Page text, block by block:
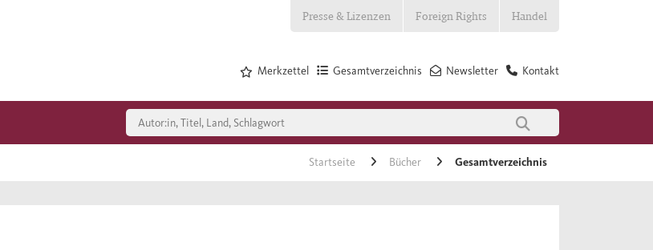
Presse & Lizenzen Foreign Rights Handel
Kontakt
Newsletter
Gesamtverzeichnis
Merkzettel
Startseite Bücher Gesamtverzeichnis